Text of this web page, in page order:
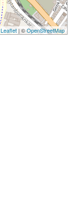
Leaflet| ©OpenStreetMap